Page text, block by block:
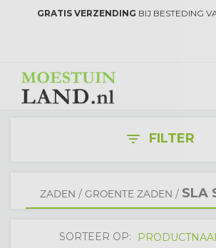
GRATIS VERZENDING BIJ BESTEDING
filter_list FILTER
ZADEN / GROENTE ZADEN / SLA
SORTEER OP: